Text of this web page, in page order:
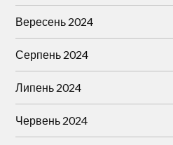
Вересень 2024
Серпень 2024
Липень 2024
Червень 2024